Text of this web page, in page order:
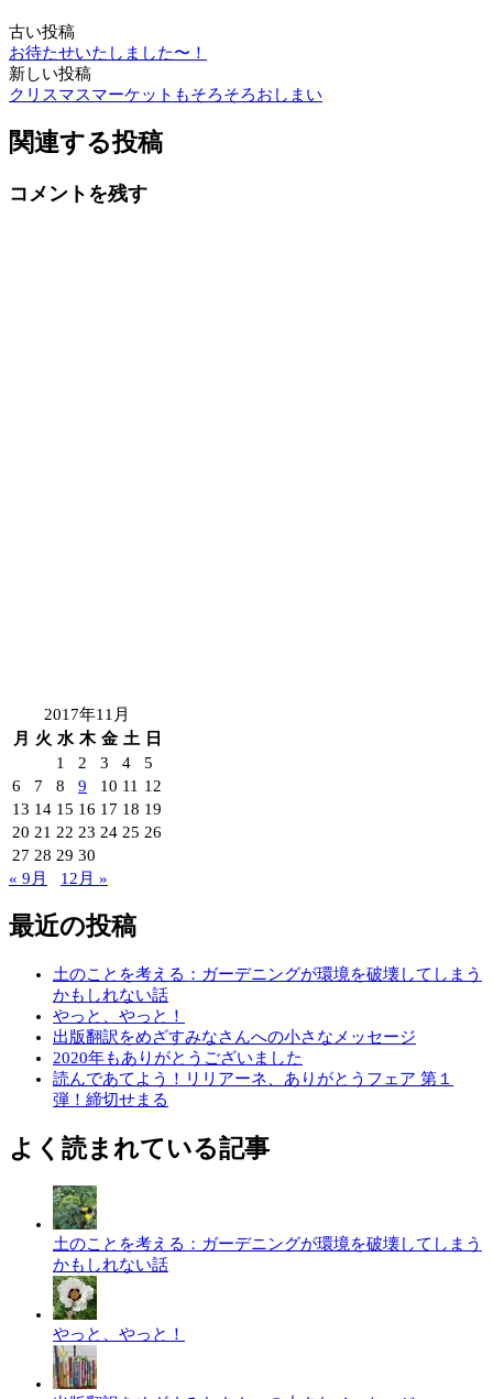
古い投稿
お待たせいたしました〜！
新しい投稿
クリスマスマーケットもそろそろおしまい
関連する投稿
コメントを残す
2017年11月
月
火 水 木 金 土
日
1
2 3 4
5
6
7 8 9 10 11 12
13 14 15 16 17 18 19
20 21 22 23 24 25 26
27 28 29 30
« 9月
12月 »
最近の投稿
土のことを考える：ガーデニングが環境を破壊してしまう
かもしれない話
やっと、やっと！
出版翻訳をめざすみなさんへの小さなメッセージ
2020年もありがとうございました
読んであてよう！リリアーネ、ありがとうフェア 第１
弾！締切せまる
よく読まれている記事
土のことを考える：ガーデニングが環境を破壊してしまう
かもしれない話
やっと、やっと！